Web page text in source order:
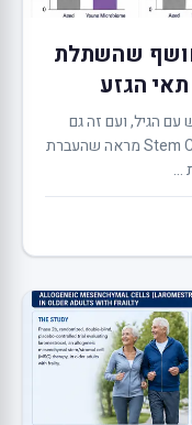
שהשתלת
הגזע
הגיל, ועם זה גם
המעי. מחקר חדש שפורסם ב-Stem Cell Reports מראה שהעברת
...